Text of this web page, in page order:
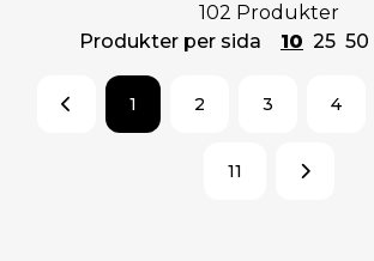
102 Produkter
Produkter per sida
10 25 50
1 2 3 4
11